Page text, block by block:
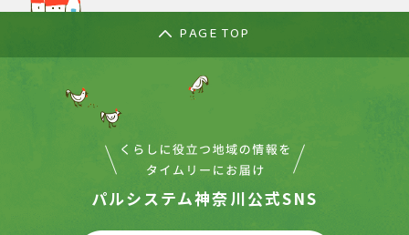
PAGE TOP
パルシステム神奈川公式SNS